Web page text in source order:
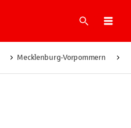
Suche
Mecklenburg-Vorpommern